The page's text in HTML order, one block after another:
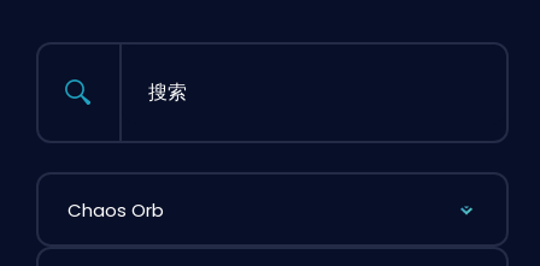
搜索
按道具筛选